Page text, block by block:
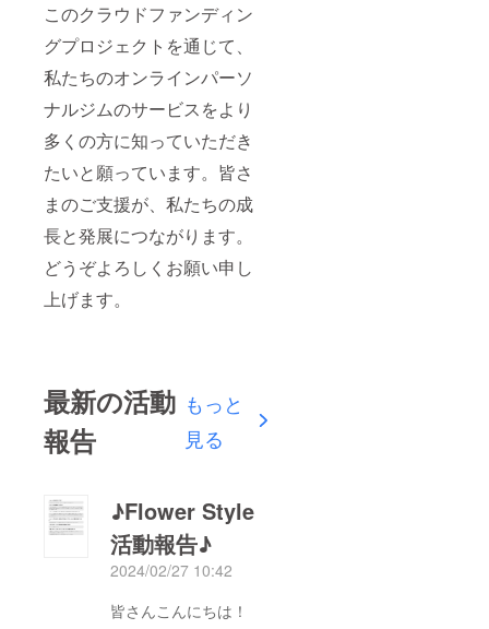
このクラウドファンディン
グプロジェクトを通じて、
私たちのオンラインパーソ
ナルジムのサービスをより
多くの方に知っていただき
たいと願っています。皆さ
まのご支援が、私たちの成
長と発展につながります。
どうぞよろしくお願い申し
上げます。
最新の活動
報告
もっと
見る
♪Flower Style
活動報告♪
2024/02/27 10:42
皆さんこんにちは！